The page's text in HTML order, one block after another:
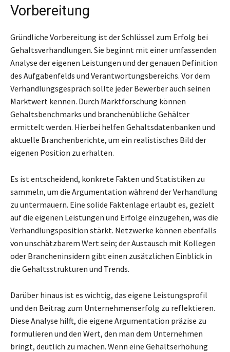
Vorbereitung
Gründliche Vorbereitung ist der Schlüssel zum Erfolg bei
Gehaltsverhandlungen. Sie beginnt mit einer umfassenden
Analyse der eigenen Leistungen und der genauen Definition
des Aufgabenfelds und Verantwortungsbereichs. Vor dem
Verhandlungsgespräch sollte jeder Bewerber auch seinen
Marktwert kennen. Durch Marktforschung können
Gehaltsbenchmarks und branchenübliche Gehälter
ermittelt werden. Hierbei helfen Gehaltsdatenbanken und
aktuelle Branchenberichte, um ein realistisches Bild der
eigenen Position zu erhalten.
Es ist entscheidend, konkrete Fakten und Statistiken zu
sammeln, um die Argumentation während der Verhandlung
zu untermauern. Eine solide Faktenlage erlaubt es, gezielt
auf die eigenen Leistungen und Erfolge einzugehen, was die
Verhandlungsposition stärkt. Netzwerke können ebenfalls
von unschätzbarem Wert sein; der Austausch mit Kollegen
oder Brancheninsidern gibt einen zusätzlichen Einblick in
die Gehaltsstrukturen und Trends.
Darüber hinaus ist es wichtig, das eigene Leistungsprofil
und den Beitrag zum Unternehmenserfolg zu reflektieren.
Diese Analyse hilft, die eigene Argumentation präzise zu
formulieren und den Wert, den man dem Unternehmen
bringt, deutlich zu machen. Wenn eine Gehaltserhöhung